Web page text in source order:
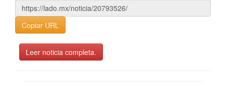
Copiar URL
Leer noticia completa.